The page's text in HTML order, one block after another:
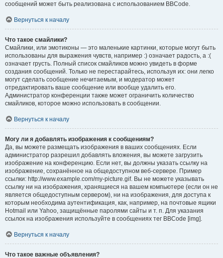
сообщений может быть реализована с использованием BBCode.
Вернуться к началу
Что такое смайлики?
Смайлики, или эмотиконы — это маленькие картинки, которые могут быть
использованы для выражения чувств, например :) означает радость, а :(
означает грусть. Полный список смайликов можно увидеть в форме
создания сообщений. Только не перестарайтесь, используя их: они легко
могут сделать сообщение нечитаемым, и модератор может
отредактировать ваше сообщение или вообще удалить его.
Администратор конференции также может ограничить количество
смайликов, которое можно использовать в сообщении.
Вернуться к началу
Могу ли я добавлять изображения к сообщениям?
Да, вы можете размещать изображения в ваших сообщениях. Если
администратор разрешил добавлять вложения, вы можете загрузить
изображение на конференцию. Если нет, вы должны указать ссылку на
изображение, сохранённое на общедоступном веб-сервере. Пример
ссылки: http://www.example.com/my-picture.gif. Вы не можете указывать
ссылку ни на изображения, хранящиеся на вашем компьютере (если он не
является общедоступным сервером), ни на изображения, для доступа к
которым необходима аутентификация, как, например, на почтовые ящики
Hotmail или Yahoo, защищённые паролями сайты и т. п. Для указания
ссылок на изображения используйте в сообщениях тег BBCode [img].
Вернуться к началу
Что такое важные объявления?